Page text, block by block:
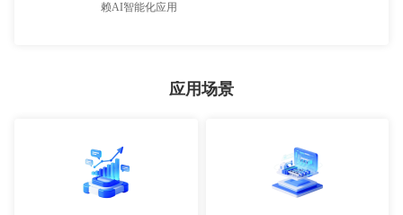
赖AI智能化应用
应用场景